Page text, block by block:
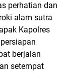
perhatian dan
alam sutra
Kapolres
berjalan
setempat